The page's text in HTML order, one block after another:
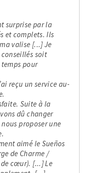
surprise par la
et complets. Ils
valise [...] Je
conseillés soit
pour
reçu un service au-
Suite à la
dû changer
proposer une
aimé le Sueños
de Charme /
cœur). [...] Le